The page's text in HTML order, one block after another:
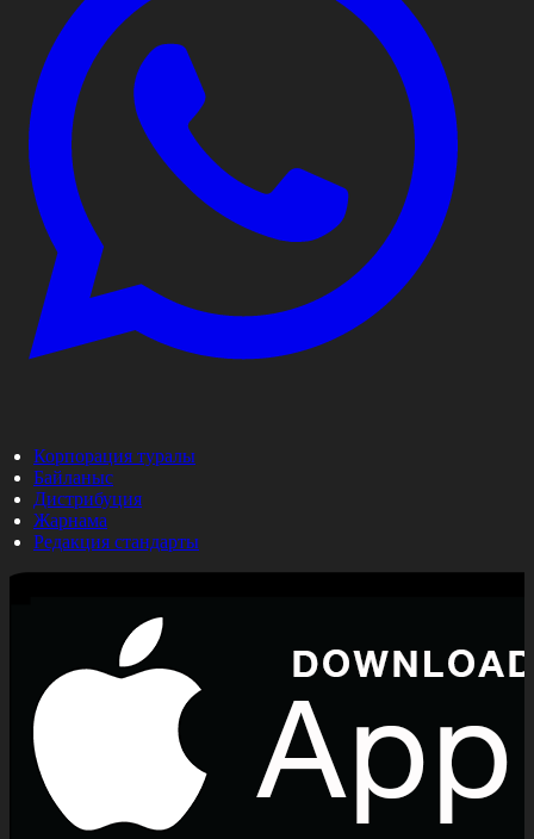
Корпорация туралы
Байланыс
Дистрибуция
Жарнама
Редакция стандарты